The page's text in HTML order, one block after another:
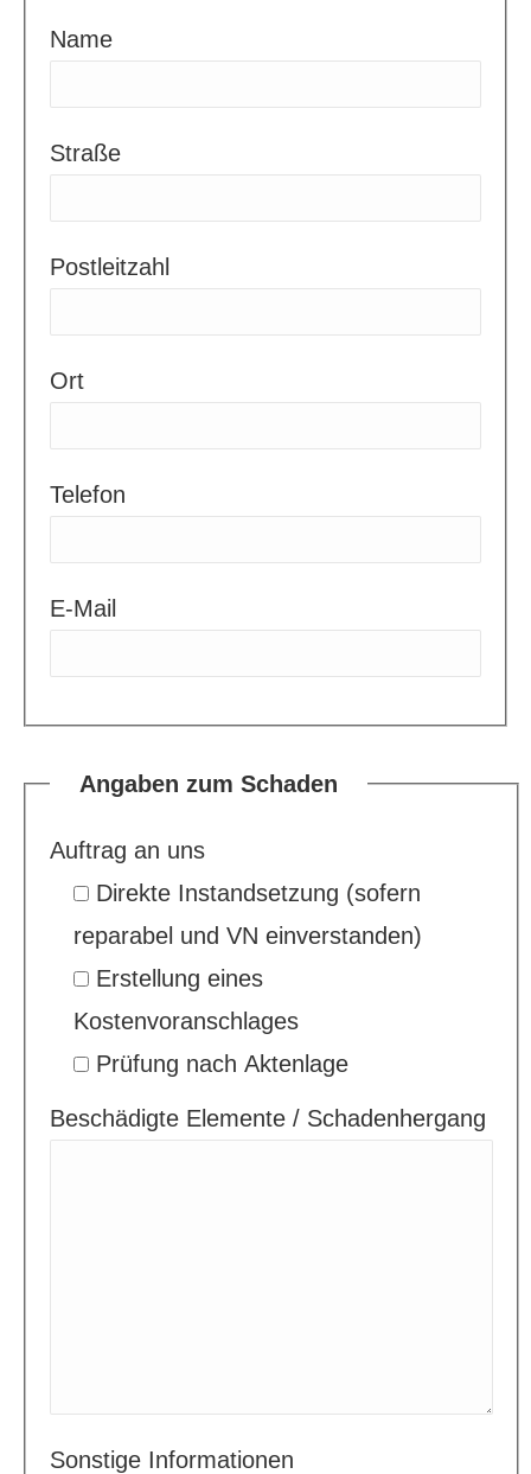
Name
Straße
Postleitzahl
Ort
Telefon
E-Mail
Angaben zum Schaden
Auftrag an uns
Direkte Instandsetzung (sofern
reparabel und VN einverstanden)
Erstellung eines
Kostenvoranschlages
Prüfung nach Aktenlage
Beschädigte Elemente / Schadenhergang
Sonstige Informationen